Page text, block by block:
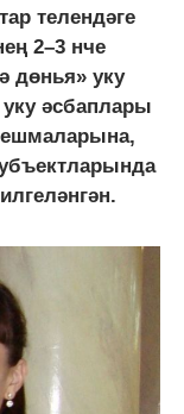
телендәге
2–3 нче
дөнья» уку
әсбаплары